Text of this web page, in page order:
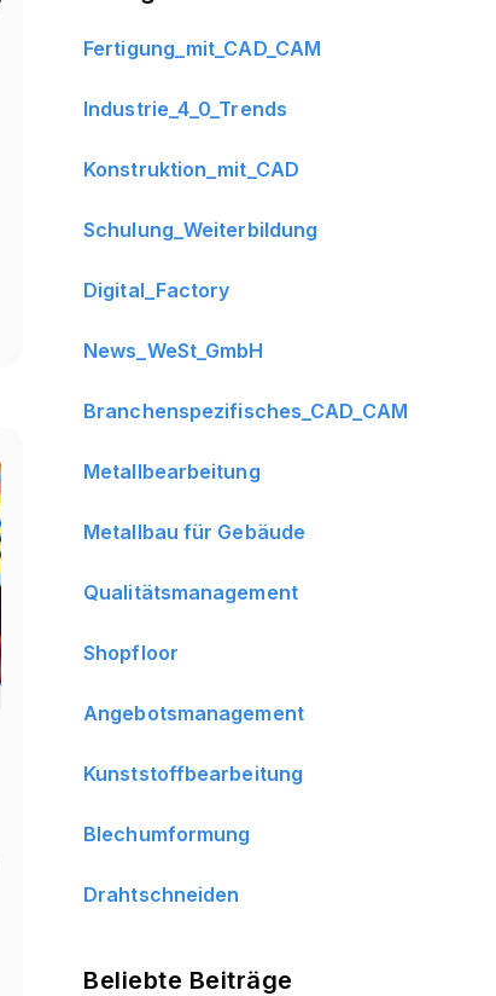
Fertigung_mit_CAD_CAM
Industrie_4_0_Trends
Konstruktion_mit_CAD
Schulung_Weiterbildung
Digital_Factory
News_WeSt_GmbH
Branchenspezifisches_CAD_CAM
Metallbearbeitung
Metallbau für Gebäude
Qualitätsmanagement
Shopfloor
Angebotsmanagement
Kunststoffbearbeitung
Blechumformung
Drahtschneiden
Beliebte Beiträge